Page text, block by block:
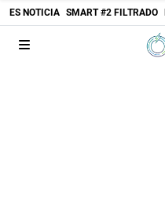
ES NOTICIA SMART #2 FILTRADO